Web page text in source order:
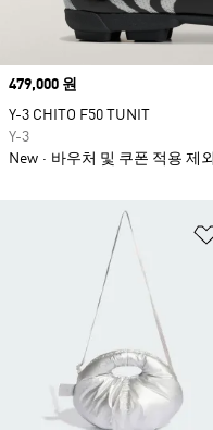
Price
479,000 원
Y-3 CHITO F50 TUNIT
Y-3
New
바우처 및 쿠폰 적용 제외